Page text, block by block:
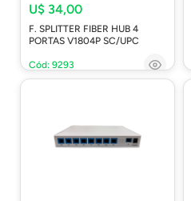
U$ 34,00
F. SPLITTER FIBER HUB 4
PORTAS V1804P SC/UPC
Cód: 9293